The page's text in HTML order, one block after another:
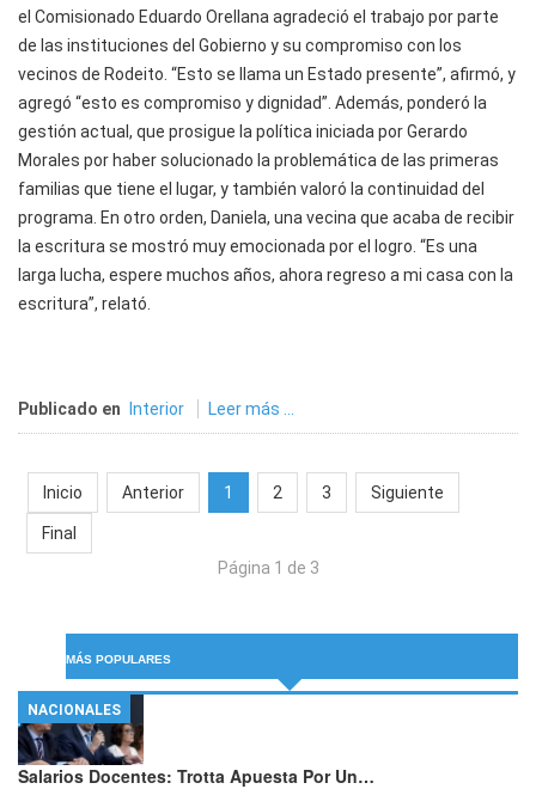
el Comisionado Eduardo Orellana agradeció el trabajo por parte
de las instituciones del Gobierno y su compromiso con los
vecinos de Rodeito. “Esto se llama un Estado presente”, afirmó, y
agregó “esto es compromiso y dignidad”. Además, ponderó la
gestión actual, que prosigue la política iniciada por Gerardo
Morales por haber solucionado la problemática de las primeras
familias que tiene el lugar, y también valoró la continuidad del
programa. En otro orden, Daniela, una vecina que acaba de recibir
la escritura se mostró muy emocionada por el logro. “Es una
larga lucha, espere muchos años, ahora regreso a mi casa con la
escritura”, relató.
Publicado en Interior Leer más ...
Inicio Anterior 1 2 3 Siguiente
Final
Página 1 de 3
MÁS POPULARES
Salarios Docentes: Trotta Apuesta Por Un…
NACIONALES